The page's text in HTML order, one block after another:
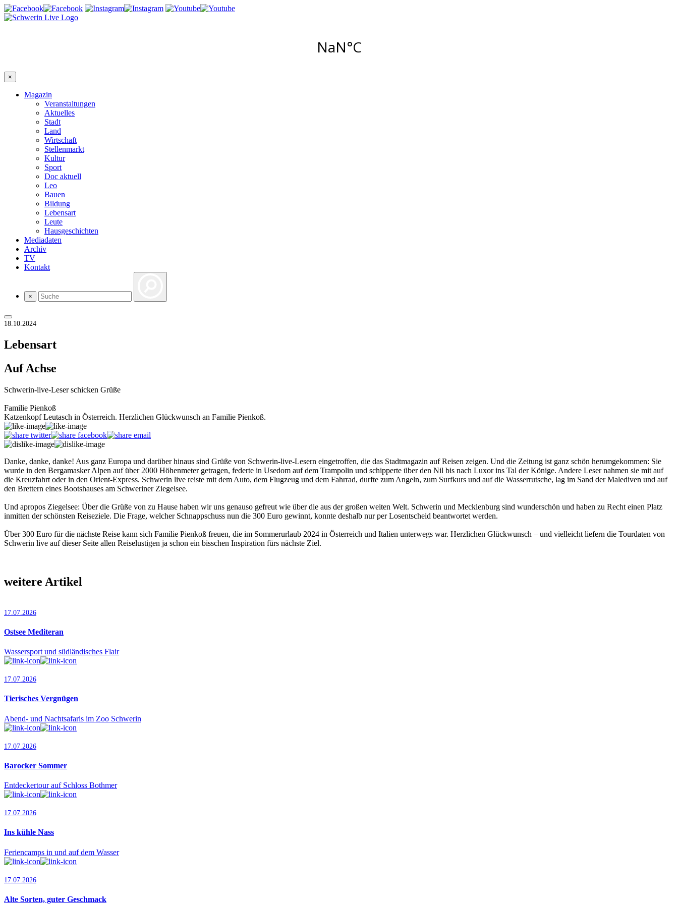
×
Magazin
Veranstaltungen
Aktuelles
Stadt
Land
Wirtschaft
Stellenmarkt
Kultur
Sport
Doc aktuell
Leo
Bauen
Bildung
Lebensart
Leute
Hausgeschichten
Mediadaten
Archiv
TV
Kontakt
×
18.10.2024
Lebensart
Auf Achse
Schwerin-live-Leser schicken Grüße
Familie Pienkoß
Katzenkopf Leutasch in Österreich. Herzlichen Glückwunsch an Familie Pienkoß.
Danke, danke, danke! Aus ganz Europa und darüber hinaus sind Grüße von Schwerin-live-Lesern eingetroffen, die das Stadtmagazin auf Reisen zeigen. Und die Zeitung ist ganz schön herumgekommen: Sie
wurde in den Bergamasker Alpen auf über 2000 Höhenmeter getragen, federte in Usedom auf dem Trampolin und schipperte über den Nil bis nach Luxor ins Tal der Könige. Andere Leser nahmen sie mit auf
die Kreuzfahrt oder in den Orient-Express. Schwerin live reiste mit dem Auto, dem Flugzeug und dem Fahrrad, durfte zum Angeln, zum Surfkurs und auf die Wasserrutsche, lag im Sand der Malediven und auf
den Brettern eines Bootshauses am Schweriner Ziegelsee.
Und apropos Ziegelsee: Über die Grüße von zu Hause haben wir uns genauso gefreut wie über die aus der großen weiten Welt. Schwerin und Mecklenburg sind wunderschön und haben zu Recht einen Platz
inmitten der schönsten Reiseziele. Die Frage, welcher Schnappschuss nun die 300 Euro gewinnt, konnte deshalb nur per Losentscheid beantwortet werden.
Über 300 Euro für die nächste Reise kann sich Familie Pienkoß freuen, die im Sommerurlaub 2024 in Österreich und Italien unterwegs war. Herzlichen Glückwunsch – und vielleicht liefern die Tourdaten von
Schwerin live auf dieser Seite allen Reiselustigen ja schon ein bisschen Inspiration fürs nächste Ziel.
weitere Artikel
17.07.2026
Ostsee Mediteran
Wassersport und südländisches Flair
17.07.2026
Tierisches Vergnügen
Abend- und Nachtsafaris im Zoo Schwerin
17.07.2026
Barocker Sommer
Entdeckertour auf Schloss Bothmer
17.07.2026
Ins kühle Nass
Feriencamps in und auf dem Wasser
17.07.2026
Alte Sorten, guter Geschmack